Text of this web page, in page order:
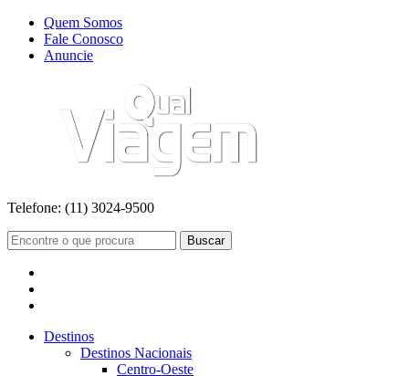
Quem Somos
Fale Conosco
Anuncie
Telefone: (11) 3024-9500
Buscar
Destinos
Destinos Nacionais
Centro-Oeste